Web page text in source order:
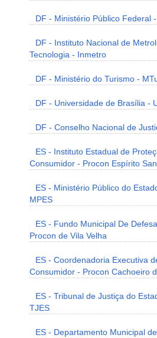
DF - Ministério Público Federal
DF - Instituto Nacional de
Tecnologia - Inmetro
DF - Ministério do Turismo -
DF - Universidade de Brasília -
DF - Conselho Nacional de
ES - Instituto Estadual de
Consumidor - Procon Espírito
ES - Ministério Público do
MPES
ES - Fundo Municipal De
Procon de Vila Velha
ES - Coordenadoria Executiva
Consumidor - Procon Cachoeiro
ES - Tribunal de Justiça do
TJES
ES - Departamento Municipal